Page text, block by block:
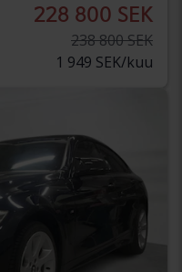
228 800 SEK
238 800 SEK
1 949 SEK/kuu